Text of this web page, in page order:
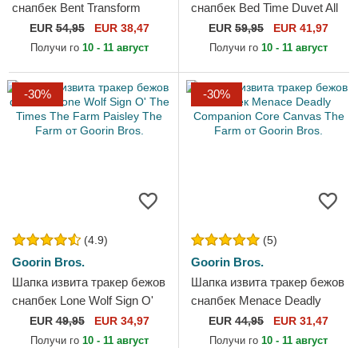
снапбек Bent Transform
Farmigami The Farm от
Goorin Bros.
EUR54,95 EUR 38,47
Получи го 10 - 11 август
снапбек Bed Time Duvet All
Det Happy Thoughts The
Farm от Goorin Bros.
EUR 59,95 EUR 41,97
Получи го 10 - 11 август
-30%
(4.9)
Goorin Bros.
Шапка извита тракер бежов
снапбек Lone Wolf Sign O'
The Times The Farm Paisley
The Farm от Goorin...
EUR49,95 EUR 34,97
Получи го 10 - 11 август
-30%
(5)
Goorin Bros.
Шапка извита тракер бежов
снапбек Menace Deadly
Companion Core Canvas
The Farm от Goorin Bros.
EUR 44,95 EUR 31,47
Получи го 10 - 11 август